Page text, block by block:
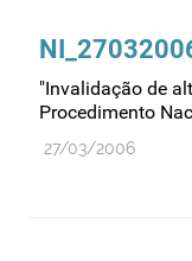
Publicidade
Qualidade e
Reações
"Invalidação de
Procedimento
27/03/2006